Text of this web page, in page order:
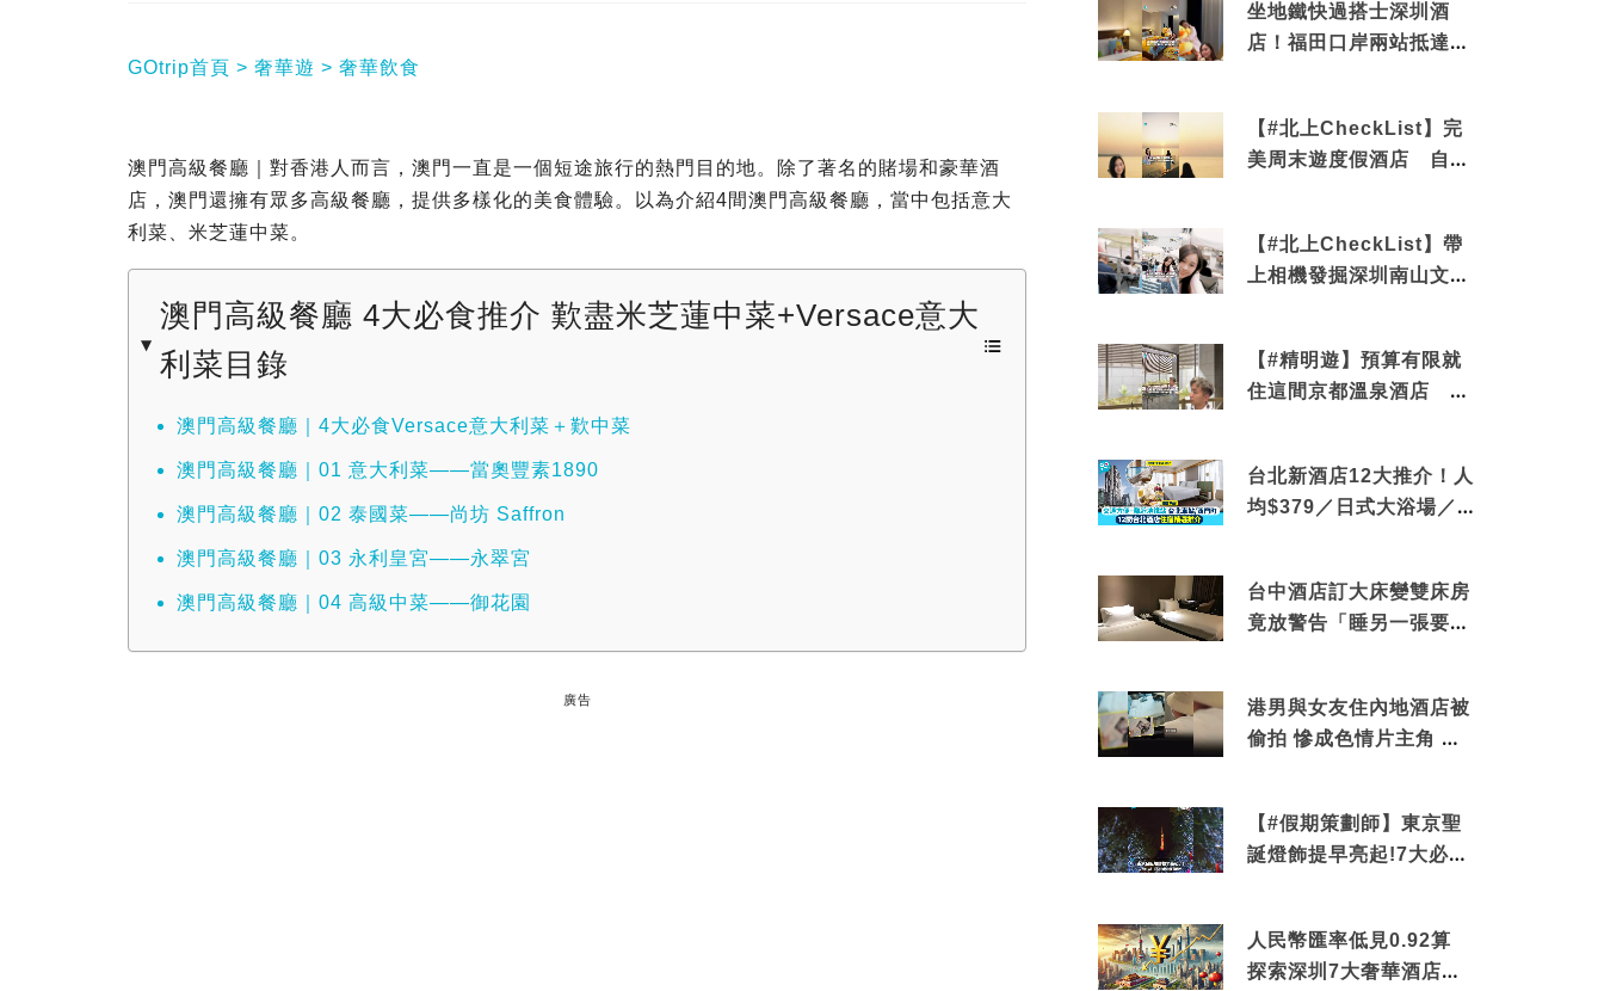
GOtrip首頁 奢華遊 奢華飲食
澳門高級餐廳｜對香港人而言，澳門一直是一個短途旅行的熱門目的地。除了著名的賭場和豪華酒
店，澳門還擁有眾多高級餐廳，提供多樣化的美食體驗。以為介紹4間澳門高級餐廳，當中包括意大
利菜、米芝蓮中菜。
澳門高級餐廳 4大必食推介 歎盡米芝蓮中菜+Versace意大
利菜目錄
澳門高級餐廳｜4大必食Versace意大利菜＋歎中菜
澳門高級餐廳｜01 意大利菜——當奧豐素1890
澳門高級餐廳｜02 泰國菜——尚坊 Saffron
澳門高級餐廳｜03 永利皇宮——永翠宮
澳門高級餐廳｜04 高級中菜——御花園
廣告
坐地鐵快過搭士深圳酒
店！福田口岸兩站抵達
【#北上CheckList】完
美周末遊度假酒店 自帶
【#北上CheckList】帶
上相機發掘深圳南山文藝
【#精明遊】預算有限就
住這間京都溫泉酒店 車
台北新酒店12大推介！人
均$379／日式大浴場／1
台中酒店訂大床變雙床房
竟放警告「睡另一張要加
港男與女友住內地酒店被
偷拍 慘成色情片主角 鏡
【#假期策劃師】東京聖
誕燈飾提早亮起!7大必去
人民幣匯率低見0.92算
探索深圳7大奢華酒店體